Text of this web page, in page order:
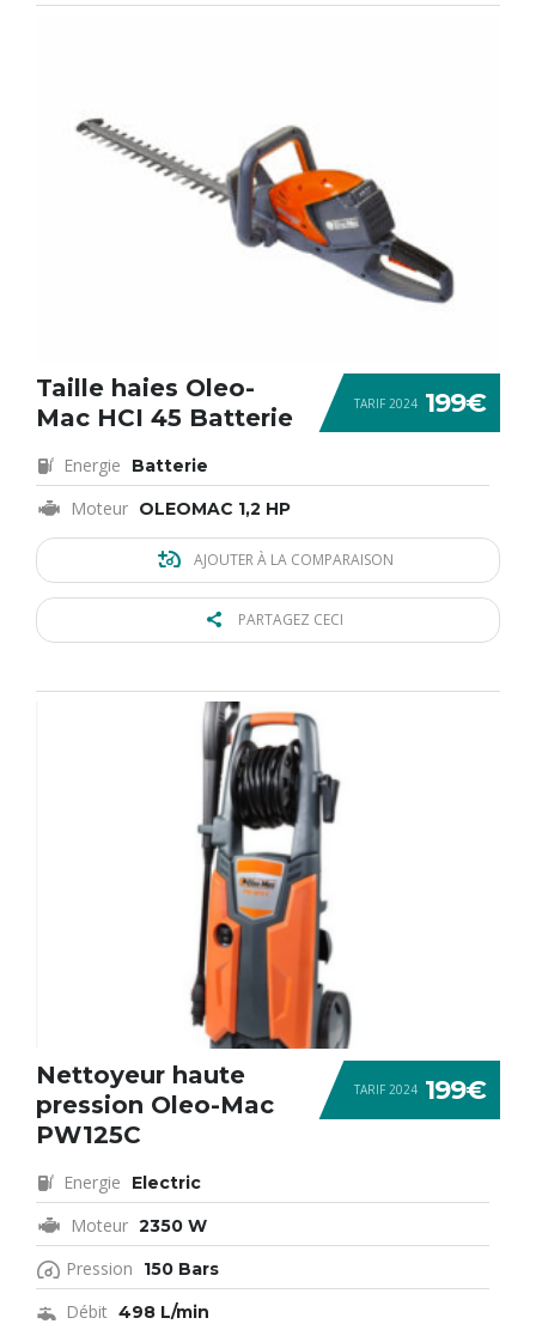
TARIF 2024 199€
Taille haies Oleo-
Mac HCI 45 Batterie
Energie Batterie
Moteur OLEOMAC 1,2 HP
AJOUTER À LA COMPARAISON
PARTAGEZ CECI
TARIF 2024 199€
Nettoyeur haute
pression Oleo-Mac
PW125C
Energie Electric
Moteur 2350 W
Pression 150 Bars
Débit 498 L/min